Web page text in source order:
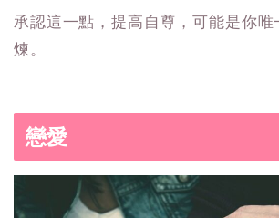
承認這一點，提高自尊，可能是你唯
煉。
戀愛